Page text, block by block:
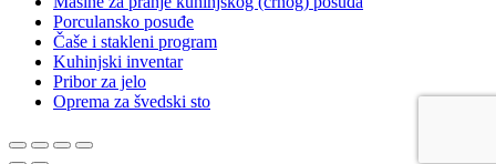
Porculansko posuđe
Čaše i stakleni program
Kuhinjski inventar
Pribor za jelo
Oprema za švedski sto